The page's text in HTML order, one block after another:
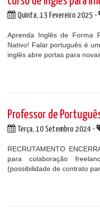
Quinta, 13 Fevereiro 2025 -
Aprenda Inglês de Forma
Nativo! Falar português é
inglês abre portas para
Professor de
Terça, 10 Setembro 2024 -
RECRUTAMENTO
para colaboração
(possibilidade de contrato